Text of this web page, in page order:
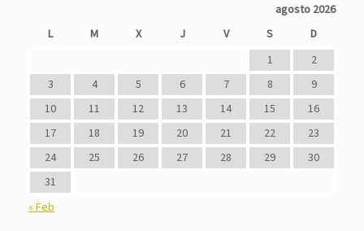
agosto 2026
L
M X J V S
D
1
2
3
4 5 6 7 8
9
10
11 12 13 14 15
16
17
18 19 20 21 22
23
24
25 26 27 28 29
30
31
« Feb